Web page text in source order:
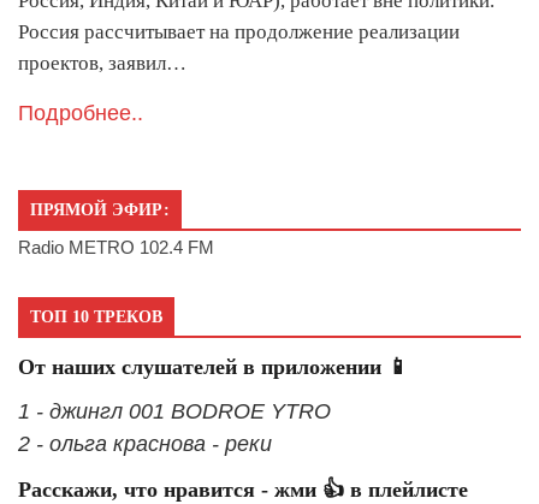
Россия рассчитывает на продолжение реализации
проектов, заявил…
Подробнее..
ПРЯМОЙ ЭФИР:
Radio METRO 102.4 FM
ТОП 10 ТРЕКОВ
От наших слушателей в приложении 📱
1 - джингл 001 BODROE YTRO
2 - ольга краснова - реки
Расскажи, что нравится - жми 👍 в плейлисте